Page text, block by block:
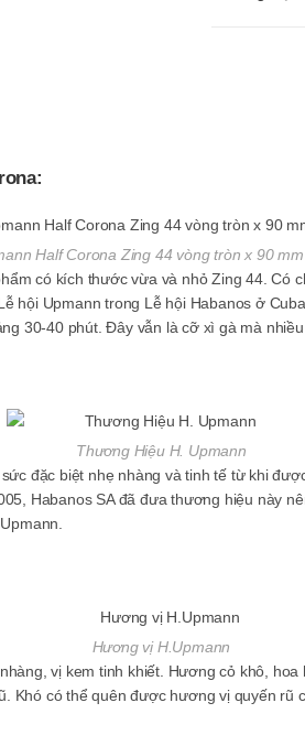
Half Corona Zing 44 vòng tròn x 90
có kích thước vừa và nhỏ Zing 44. Có
hội Upmann trong Lễ hội Habanos ở
30-40 phút. Đây vẫn là cỡ xì gà mà
Thương Hiệu H. Upmann
đặc biệt nhẹ nhàng và tinh tế từ khi
Habanos SA đã đưa thương hiệu này
Hương vị H.Upmann
vị kem tinh khiết. Hương cỏ khô,
Khó có thể quên được hương vị quyến rũ